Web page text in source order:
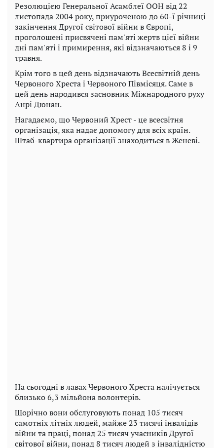
Резолюцією Генеральної Асамблеї ООН від 22
листопада 2004 року, приуроченою до 60-ї річниці
закінчення Другої світової війни в Європі,
проголошені присвячені пам'яті жертв цієї війни
дні пам'яті і примирення, які відзначаються 8 і 9
травня.
Крім того в цей день відзначають Всесвітній день
Червоного Хреста і Червоного Півмісяця. Саме в
цей день народився засновник Міжнародного руху
Анрі Дюнан.
Нагадаємо, що Червоний Хрест - це всесвітня
організація, яка надає допомогу для всіх країн.
Штаб-квартира організації знаходиться в Женеві.
На сьогодні в лавах Червоного Хреста налічується
близько 6,3 мільйона волонтерів.
Щорічно вони обслуговують понад 105 тисяч
самотніх літніх людей, майже 23 тисячі інвалідів
війни та праці, понад 25 тисяч учасників Другої
світової війни, понад 8 тисяч людей з інвалідністю